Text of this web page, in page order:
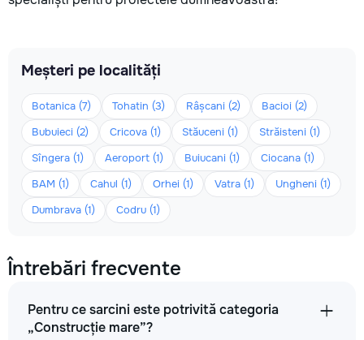
Meșteri pe localități
Botanica (7) Tohatin (3) Râșcani (2)
Bacioi (2)
Bubuieci (2)
Cricova (1) Stăuceni (1)
Străisteni (1)
Sîngera (1)
Aeroport (1) Buiucani (1)
Ciocana (1)
BAM (1)
Cahul (1) Orhei (1) Vatra (1)
Ungheni (1)
Dumbrava (1)
Codru (1)
Întrebări frecvente
Pentru ce sarcini este potrivită categoria
„Construcție mare”?